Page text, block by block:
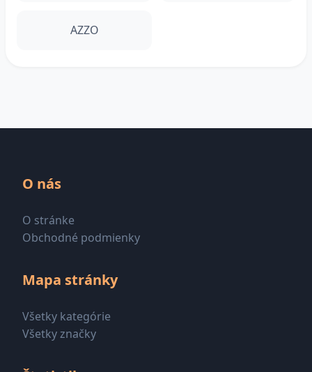
AZZO
O nás
O stránke
Obchodné podmienky
Mapa stránky
Všetky kategórie
Všetky značky